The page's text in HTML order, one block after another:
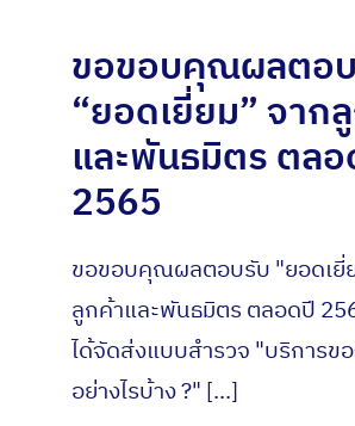
ขอขอบคุณผลตอ
“ยอดเยี่ยม” จาก
และพันธมิตร ตล
2565
ขอขอบคุณผลตอบรับ "ยอดเยี่
ลูกค้าและพันธมิตร ตลอดปี
ได้จัดส่งแบบสำรวจ "บริการขอ
อย่างไรบ้าง ?" [...]